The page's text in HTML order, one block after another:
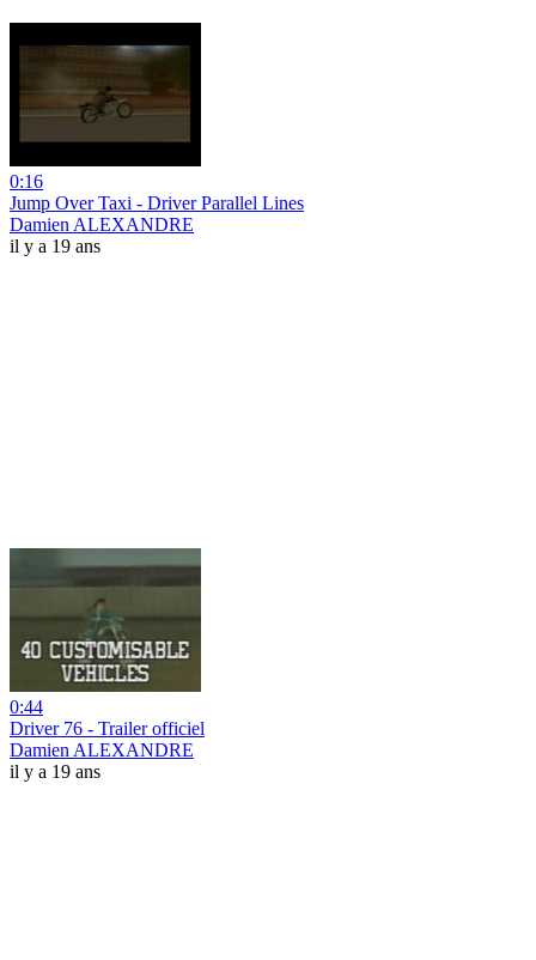
0:16
Jump Over Taxi - Driver Parallel Lines
Damien ALEXANDRE
il y a 19 ans
0:44
Driver 76 - Trailer officiel
Damien ALEXANDRE
il y a 19 ans